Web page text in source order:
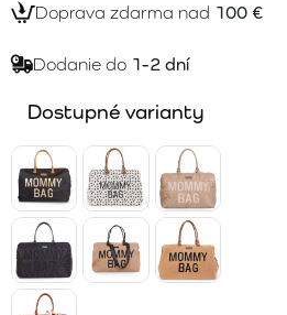
Doprava zdarma nad 100 €
Dodanie do 1-2 dní
Dostupné varianty